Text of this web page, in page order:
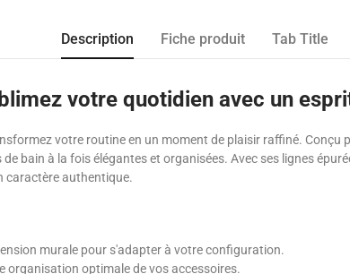
Description Fiche produit Tab Title
votre quotidien avec un
votre routine en un moment de plaisir raffiné. Conçu
bain à la fois élégantes et organisées. Avec ses lignes
caractère authentique.
murale pour s'adapter à votre configuration.
organisation optimale de vos accessoires.